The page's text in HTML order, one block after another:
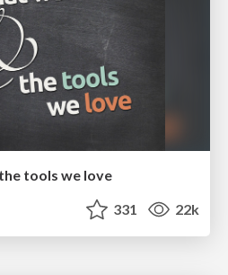
tools we love
331 22k